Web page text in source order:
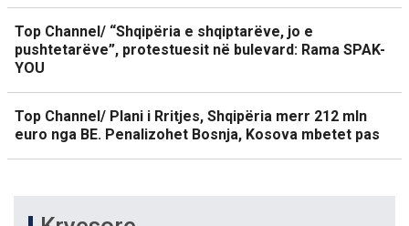
Top Channel/ “Shqipëria e shqiptarëve, jo e
pushtetarëve”, protestuesit në bulevard: Rama SPAK-
YOU
Top Channel/ Plani i Rritjes, Shqipëria merr 212 mln
euro nga BE. Penalizohet Bosnja, Kosova mbetet pas